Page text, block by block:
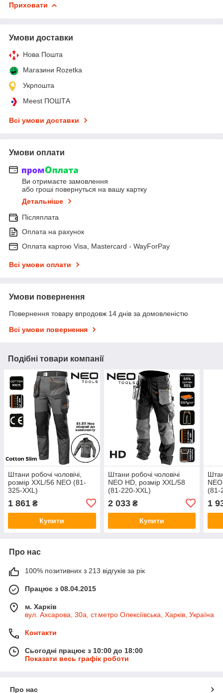
Приховати
Умови доставки
Нова Пошта
Магазини Rozetka
Укрпошта
Meest ПОШТА
Всі умови доставки
Умови оплати
Ви отримаєте замовлення
або гроші повернуться на вашу картку
Детальніше
Післяплата
Оплата на рахунок
Оплата картою Visa, Mastercard - WayForPay
Всі умови оплати
Умови повернення
Повернення товару впродовж 14 днів за домовленістю
Всі умови повернення
Подібні товари компанії
Штани робочі чоловічі,
розмір XXL/56 NEO (81-
325-XXL)
1 861 ₴
Купити
Штани робочі чоловічі
NEO HD, pозмір XXL/58
(81-220-XXL)
2 033₴
Купити
(81-
1
Про нас
100% позитивних з 213 відгуків за рік
Працює з 08.04.2015
м. Харків
вул. Ахсарова, 30а, ст.метро Олексіївська, Харків, Україна
Контакти
Сьогодні працює з 10:00 до 18:00
Показати весь графік роботи
Про нас